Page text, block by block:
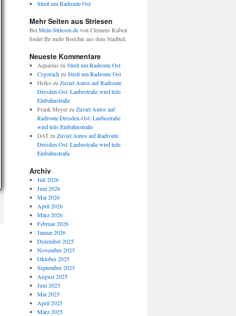
Streit um Radroute Ost
Mehr Seiten aus Striesen
Bei Mein-Striesen.devon Clemens Kubeil
findet Ihr mehr Berichte aus dem Stadtteil.
Neueste Kommentare
Aquarius zu Streit um Radroute Ost
Cegorachzu Streit um Radroute Ost
Heikozu Zuviel Autos auf Radroute
Dresden-Ost: Laubestraße wird teils
Einbahnstraße
Frank Meyerzu Zuviel Autos auf
Radroute Dresden-Ost: Laubestraße
wird teils Einbahnstraße
DATzu Zuviel Autos auf Radroute
Dresden-Ost: Laubestraße wird teils
Einbahnstraße
Archiv
Juli 2026
Juni 2026
Mai 2026
April 2026
März 2026
Februar 2026
Januar 2026
Dezember 2025
November 2025
Oktober 2025
September 2025
August 2025
Juni 2025
Mai 2025
April 2025
März 2025